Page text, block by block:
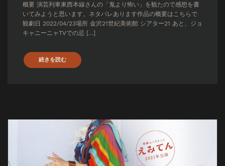
概要 演芸列車東西本線さんの「鬼より怖い」を観たので感想を書
いてみようと思います。ネタバレあります作品の概要はこちらで
観劇日 2022/04/23場所 金沢21世紀美術館 シアター21 あと、ジョ
キャニーニャTVでの忌 […]
続きを読む